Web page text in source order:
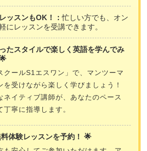
ッスンもOK！：忙しい方でも、オン
にレッスンを受講できます。
たスタイルで楽しく英語を学んでみ
クールS1エスワン」で、マンツーマ
を受けながら楽しく学びましょう！
ネイティブ講師が、あなたのペース
丁寧に指導します。
体験レッスンを予約！ 🌟